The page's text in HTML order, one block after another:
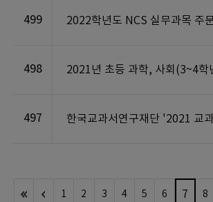
499 2022학년도 NCS 실무과목 주
498 2021년 초등 과학, 사회(3~4학
497 한국교과서연구재단 '2021 교
1 2 3 4 5 6 7 8